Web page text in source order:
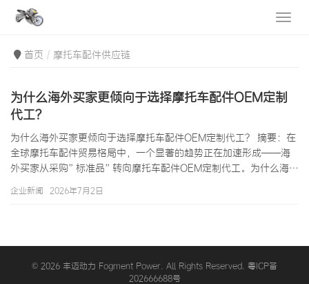
首页 摩托车配件供应链
为什么海外买家更倾向于选择摩托车配件OEM定制
代工？
为什么海外买家更倾向于选择摩托车配件OEM定制代工？ 摘要：在
全球摩托车配件贸易格局中，一个显著的趋势正在加速形成——海
外买家从采购”标准品”转向摩托车配件OEM定制代工。为什么海外
了成本控制、品质保障、品牌差异化、供应链安全、市场灵活性等
18.5%，远超标准品出口12.1%的增速。本文将从…
企业新闻 2026年7月2日
© 2026 丰迈动力 Fogment Power. All Rights Reserved. 粤ICP备
202666688号